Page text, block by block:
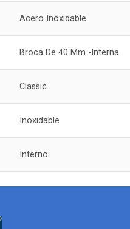
Acero Inoxidable
Broca De 40 Mm -Interna
Classic
Inoxidable
Interno